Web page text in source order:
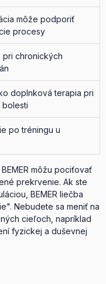
môže podporiť
procesy
chronických
doplnková terapia pri
bolesti
po tréningu u
môžu pociťovať
prekrvenie. Ak ste
BEMER liečba
Nebudete sa meniť na
cieľoch, napríklad
fyzickej a duševnej